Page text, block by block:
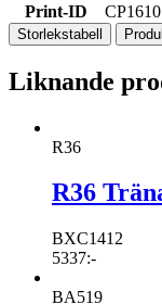
Print-ID
CP1610
Storlekstabell
Liknande
R36
R36
BXC1412
5337:-
BA519